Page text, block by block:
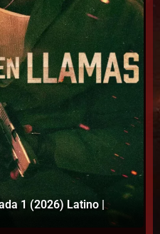
1 (2026) Latino |